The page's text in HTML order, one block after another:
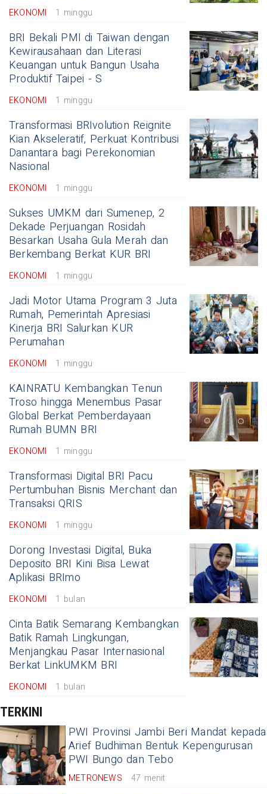
EKONOMI 1 minggu
BRI Bekali PMI di Taiwan dengan
Kewirausahaan dan Literasi
Keuangan untuk Bangun Usaha
Produktif Taipei - S
EKONOMI 1 minggu
Transformasi BRIvolution Reignite
Kian Akseleratif, Perkuat Kontribusi
Danantara bagi Perekonomian
Nasional
EKONOMI 1 minggu
Sukses UMKM dari Sumenep, 2
Dekade Perjuangan Rosidah
Besarkan Usaha Gula Merah dan
Berkembang Berkat KUR BRI
EKONOMI 1 minggu
Jadi Motor Utama Program 3 Juta
Rumah, Pemerintah Apresiasi
Kinerja BRI Salurkan KUR
Perumahan
EKONOMI 1 minggu
KAINRATU Kembangkan Tenun
Troso hingga Menembus Pasar
Global Berkat Pemberdayaan
Rumah BUMN BRI
EKONOMI 1 minggu
Transformasi Digital BRI Pacu
Pertumbuhan Bisnis Merchant dan
Transaksi QRIS
EKONOMI 1 minggu
Dorong Investasi Digital, Buka
Deposito BRI Kini Bisa Lewat
Aplikasi BRImo
EKONOMI 1 bulan
Cinta Batik Semarang Kembangkan
Batik Ramah Lingkungan,
Menjangkau Pasar Internasional
Berkat LinkUMKM BRI
EKONOMI 1 bulan
TERKINI
PWI Provinsi Jambi Beri Mandat kepada
Arief Budhiman Bentuk Kepengurusan
PWI Bungo dan Tebo
METRONEWS 47 menit